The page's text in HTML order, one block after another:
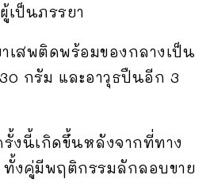
เป็นภรรยา
เสพติดพร้อมของกลางเป็น
กรัม และอาวุธปืนอีก 3
รั้งนี้เกิดขึ้นหลังจากที่ทาง
ทั้งคู่มีพฤติกรรมลักลอบขาย